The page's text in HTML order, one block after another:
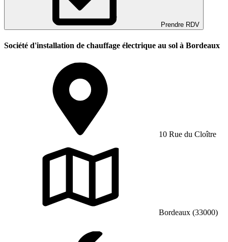
Prendre RDV
Société d'installation de chauffage électrique au sol à Bordeaux
10 Rue du Cloître
Bordeaux (33000)